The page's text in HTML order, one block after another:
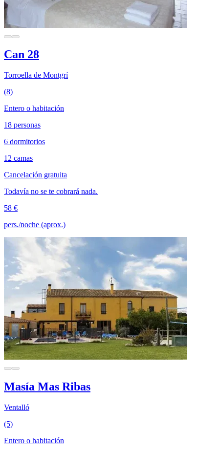
Can 28
Torroella de Montgrí
(8)
Entero o habitación
18 personas
6 dormitorios
12 camas
Cancelación gratuita
Todavía no se te cobrará nada.
58 €
pers./noche (aprox.)
Masía Mas Ribas
Ventalló
(5)
Entero o habitación